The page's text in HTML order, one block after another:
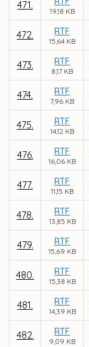
471.
19,18 KB
472. RTF
15,64 KB
473. RTF
8,17 KB
474. RTF
7,96 KB
475. RTF
14,12 KB
476. RTF
16,06 KB
477. RTF
11,15 KB
478. RTF
13,85 KB
479. RTF
15,69 KB
480. RTF
15,38 KB
481. RTF
14,39 KB
482. RTF
9,09 KB